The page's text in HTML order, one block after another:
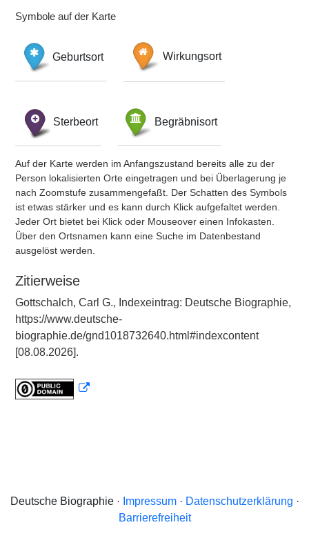
Symbole auf der Karte
Geburtsort Wirkungsort
Sterbeort Begräbnisort
Auf der Karte werden im Anfangszustand bereits alle zu der
Person lokalisierten Orte eingetragen und bei Überlagerung je
nach Zoomstufe zusammengefaßt. Der Schatten des Symbols
ist etwas stärker und es kann durch Klick aufgefaltet werden.
Jeder Ort bietet bei Klick oder Mouseover einen Infokasten.
Über den Ortsnamen kann eine Suche im Datenbestand
ausgelöst werden.
Zitierweise
Gottschalch, Carl G., Indexeintrag: Deutsche Biographie,
https://www.deutsche-
biographie.de/gnd1018732640.html#indexcontent
[08.08.2026].
Deutsche Biographie · Impressum· Datenschutzerklärung ·
Barrierefreiheit